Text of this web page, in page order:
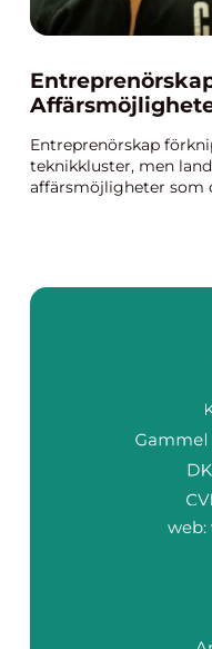
Entreprenörskap
teknikkluster, men
affärsmöjligheter som
web: